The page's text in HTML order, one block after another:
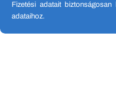
Fizetési adatait
adataihoz.